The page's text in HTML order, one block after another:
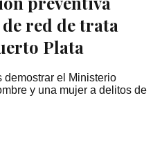
red de trata
Plata
demostrar el Ministerio
y una mujer a delitos de